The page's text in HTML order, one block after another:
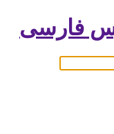
فارسی